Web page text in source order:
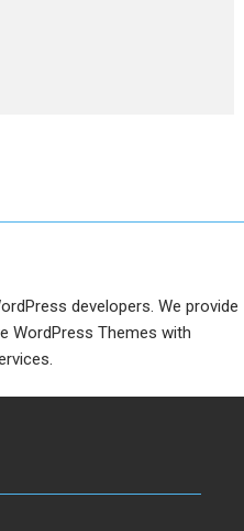
developers. We provide
WordPress Themes with